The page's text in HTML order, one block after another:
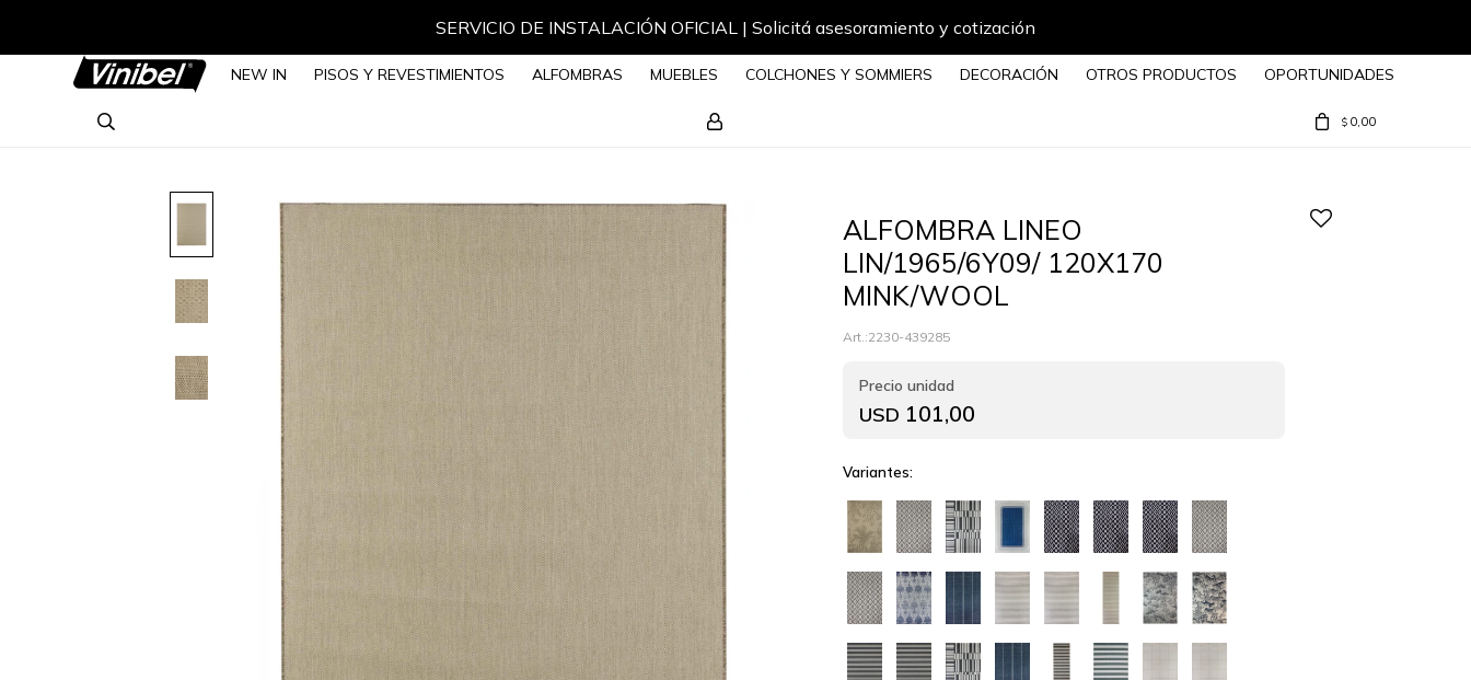
SERVICIO DE INSTALACIÓN OFICIAL | Solicitá asesoramiento y cotización
NEW IN PISOS Y REVESTIMIENTOS ALFOMBRAS MUEBLES COLCHONES Y SOMMIERS DECORACIÓN OTROS PRODUCTOS OPORTUNIDADES
$ 0,00
ALFOMBRA LINEO
LIN/1965/6Y09/ 120X170
MINK/WOOL
2230-439285
USD 101,00
Variantes: